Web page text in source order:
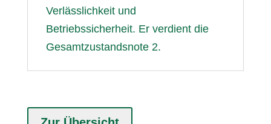
Verlässlichkeit und
Betriebssicherheit. Er verdient die
Gesamtzustandsnote 2.